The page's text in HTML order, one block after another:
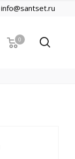
info@santset.ru
0